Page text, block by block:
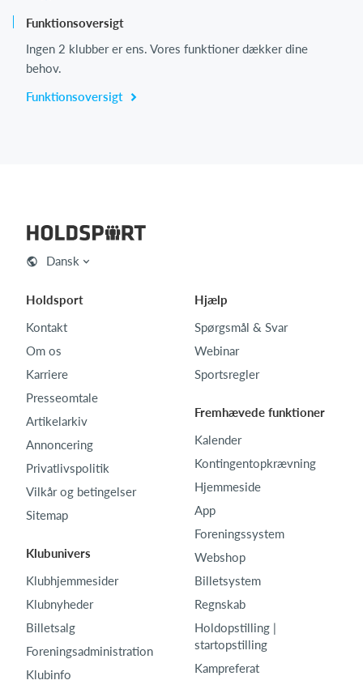
Funktionsoversigt
Ingen 2 klubber er ens. Vores funktioner dækker dine
behov.
Funktionsoversigt
Dansk
Holdsport
Kontakt
Om os
Karriere
Presseomtale
Artikelarkiv
Annoncering
Privatlivspolitik
Vilkår og betingelser
Sitemap
Klubunivers
Klubhjemmesider
Klubnyheder
Billetsalg
Foreningsadministration
Klubinfo
Hjælp
Spørgsmål & Svar
Webinar
Sportsregler
Fremhævede funktioner
Kalender
Kontingentopkrævning
Hjemmeside
App
Foreningssystem
Webshop
Billetsystem
Regnskab
Holdopstilling |
startopstilling
Kampreferat